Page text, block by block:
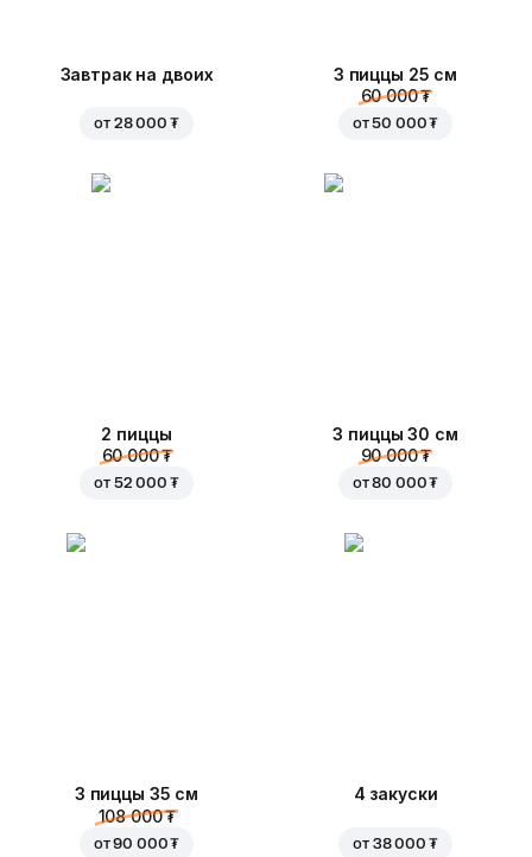
Завтрак на двоих
от 28 000 ₮
3 пиццы 25 см
60 000 ₮
от50 000 ₮
2 пиццы
60 000 ₮
от 52 000 ₮
3 пиццы 30 см
90 000 ₮
от80 000 ₮
3 пиццы 35 см
108 000 ₮
от90 000 ₮
4 закуски
от 38 000 ₮